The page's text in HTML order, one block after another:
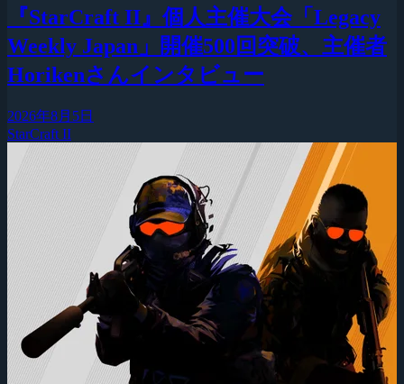
『StarCraft II』個人主催大会「Legacy
Weekly Japan」開催500回突破、主催者
Horikenさんインタビュー
2026年8月5日
StarCraft II